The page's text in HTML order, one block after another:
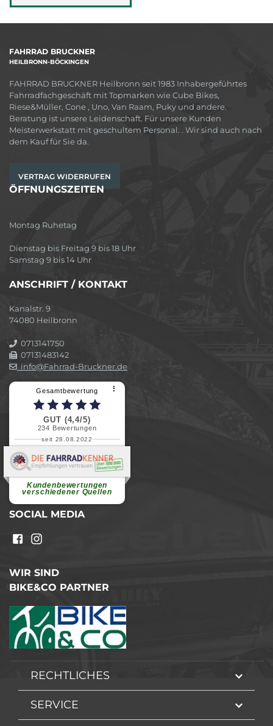
FAHRRAD BRUCKNER
HEILBRONN-BÖCKINGEN
FAHRRAD BRUCKNER Heilbronn seit 1983 Inhabergeführtes
Fahrradfachgeschäft mit Topmarken wie Cube Bikes,
Riese&Müller, Cone , Uno, Van Raam, Puky und andere.
Beratung ist unsere Leidenschaft. Für unsere Kunden
Meisterwerkstatt mit geschultem Personal. . Wir sind auch nach
dem Kauf für Sie da.
VERTRAG WIDERRUFEN
ÖFFNUNGSZEITEN
Montag Ruhetag
Dienstag bis Freitag 9 bis 18 Uhr
Samstag 9 bis 14 Uhr
ANSCHRIFT / KONTAKT
Kanalstr. 9
74080 Heilbronn
0713141750
07131483142
info@Fahrrad-Bruckner.de
Gesamtbewertung ⠇
GUT (4,4/5)
234 Bewertungen
seit 28.08.2022
Kundenbewertungen
verschiedener Quellen
Elvira B.
Superschnelle und freundliche
weiterlesen
SOCIAL MEDIA
WIR SIND
BIKE&CO PARTNER
RECHTLICHES
SERVICE